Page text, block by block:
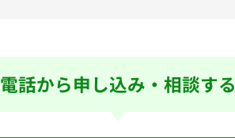
電話から申し込み・相談する